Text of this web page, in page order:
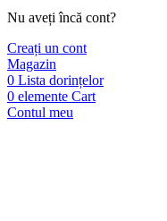
Nu aveți încă cont?
Creați un cont
Magazin
0 Lista dorințelor
0 elemente Cart
Contul meu